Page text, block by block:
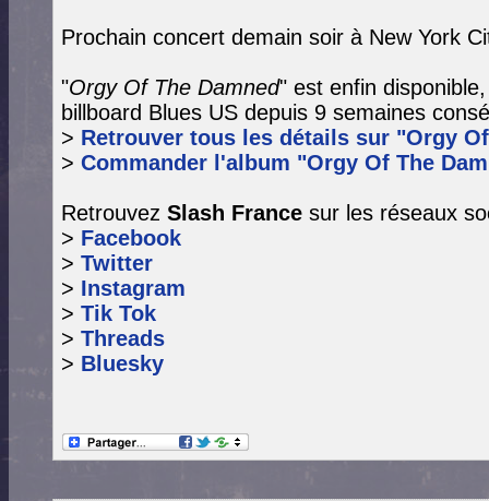
Prochain concert demain soir à New York
"Orgy Of The Damned" est enfin
billboard Blues US depuis 9 semaines
> Retrouver tous les détails sur "Orgy
> Commander l'album "Orgy Of The
Retrouvez Slash France sur les réseaux
> Facebook
> Twitter
> Instagram
> Tik Tok
> Threads
> Bluesky